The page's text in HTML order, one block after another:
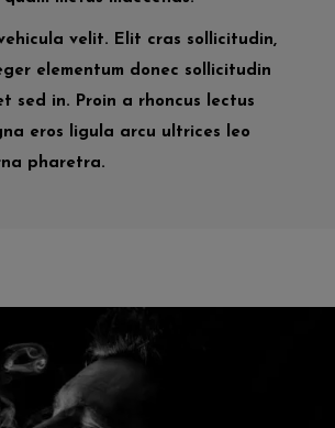
velit. Elit cras sollicitudin,
elementum donec sollicitudin
sed in. Proin a rhoncus lectus
eros ligula arcu ultrices leo
pharetra.